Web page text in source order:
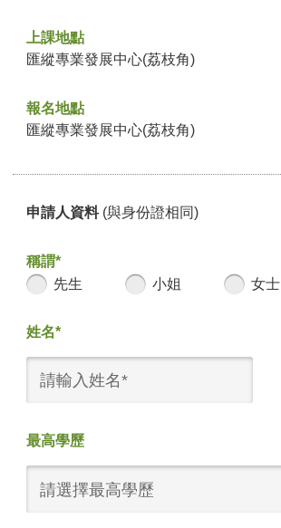
上課地點
匯縱專業發展中心(荔枝角)
報名地點
匯縱專業發展中心(荔枝角)
申請人資料 (與身份證相同)
稱謂*
先生
小姐 女士
姓名*
最高學歷
請選擇最高學歷